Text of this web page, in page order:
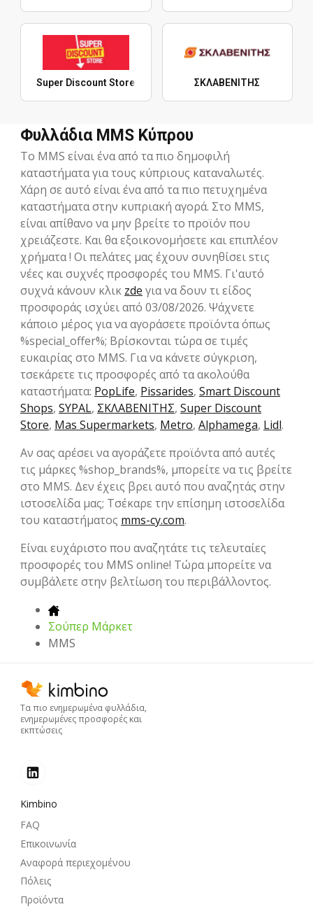
Super Discount Store ΣΚΛΑΒΕΝΙΤΗΣ
Φυλλάδια MMS Κύπρου
Το MMS είναι ένα από τα πιο δημοφιλή
καταστήματα για τους κύπριους καταναλωτές.
Xάρη σε αυτό είναι ένα από τα πιο πετυχημένα
καταστήματα στην κυπριακή αγορά. Στο MMS,
είναι απίθανο να μην βρείτε το προϊόν που
χρειάζεστε. Και θα εξοικονομήσετε και επιπλέον
χρήματα ! Οι πελάτες μας έχουν συνηθίσει sτις
νέες και συχνές προσφορές του MMS. Γι'αυτό
συχνά κάνουν κλικ zde για να δουν τι είδος
προσφοράς ισχύει από 03/08/2026. Ψάχνετε
κάποιο μέρος για να αγοράσετε προϊόντα όπως
%special_offer%; Βρίσκονται τώρα σε τιμές
ευκαιρίας στο MMS. Για να κάνετε σύγκριση,
τσεκάρετε τις προσφορές από τα ακολούθα
καταστήματα: PopLife, Pissarides, Smart Discount
Shops, SYPAL, ΣΚΛΑΒΕΝΙΤΗΣ, Super Discount
Store, Mas Supermarkets, Metro, Alphamega, Lidl.
Αν σας αρέσει να αγοράζετε προϊόντα από αυτές
τις μάρκες %shop_brands%, μπορείτε να τις βρείτε
στο MMS. Δεν έχεις βρει αυτό που αναζητάς στην
ιστοσελίδα μας; Tσέκαρε την επίσημη ιστοσελίδα
του καταστήματος mms-cy.com.
Eίναι ευχάριστο που αναζητάτε τις τελευταίες
προσφορές του MMS online! Τώρα μπορείτε να
συμβάλετε στην βελτίωση του περιβάλλοντος.
Σούπερ Μάρκετ
MMS
Τα πιο ενημερωμένα φυλλάδια,
ενημερωμένες προσφορές και
εκπτώσεις
Kimbino
FAQ
Επικοινωνία
Αναφορά περιεχομένου
Πόλεις
Προϊόντα